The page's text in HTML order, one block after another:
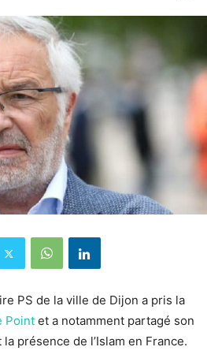
PS de la ville de Dijon a pris la
Point et a notamment partagé son
présence de l’Islam en France.